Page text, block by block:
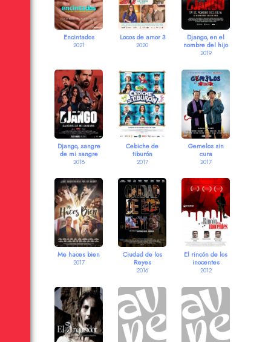
Encintados
2021
Locos de amor 3
2020
Django, en el
nombre del hijo
2019
Django, sangre
de mi sangre
2018
Cebiche de
tiburón
2017
Gemelos sin
cura
2017
Me haces bien
2017
Ciudad de los
Reyes
2016
El rincón de los
inocentes
2012